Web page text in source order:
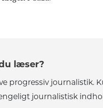
læser?
progressiv journalistik.
journalistisk